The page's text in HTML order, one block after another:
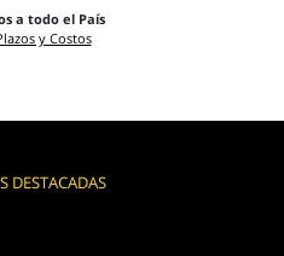
a todo el País
y Costos
DESTACADAS